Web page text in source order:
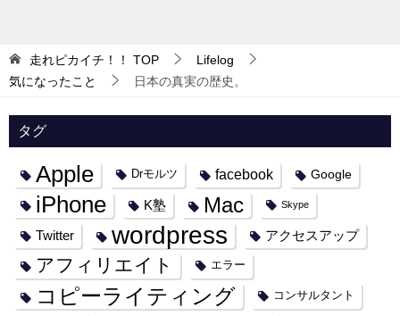
走れピカイチ！！ TOP
Lifelog
気になったこと
日本の真実の歴史。
タグ
Apple Drモルツ facebook Google
iPhone K塾 Mac Skype
Twitter wordpress アクセスアップ
アフィリエイト エラー
コピーライティング コンサルタント